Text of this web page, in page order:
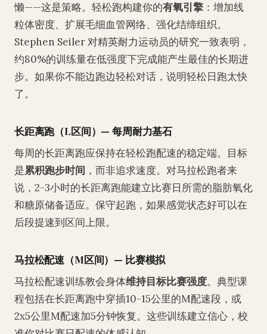
懒——这是策略。轻松跑构建你的有氧引擎 ：增加线
粒体密度、扩展毛细血管网络、强化结缔组织。
Stephen Seiler 对精英耐力运动员的研究一致表明，
约80%的训练量在低强度下完成能产生最佳的长期进
步。如果你不能边跑边轻松对话，说明轻松日跑太快
了。
长距离跑（L区间）— 每周耐力基石
每周的长距离跑应保持在轻松跑配速的稳定端。目标
是累积跑步时间 ，而非追求速度。对马拉松跑者来
说，2-3小时的长距离跑能建立比赛日所需的脂肪氧化
和糖原储备适应。保守起跑，如果感觉状态好可以在
后段提速到区间上限。
马拉松配速（M区间）— 比赛模拟
马拉松配速训练教会身体维持目标比赛强度。典型课
程包括在长距离跑中穿插10-15公里的M配速段，或
2x5公里M配速加5分钟恢复。这些训练建立信心，校